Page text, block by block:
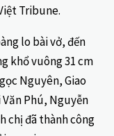
Tribune.
lo bài vở, đến
khổ vuông 31 cm
Nguyên, Giao
Văn Phú, Nguyễn
chị đã thành công